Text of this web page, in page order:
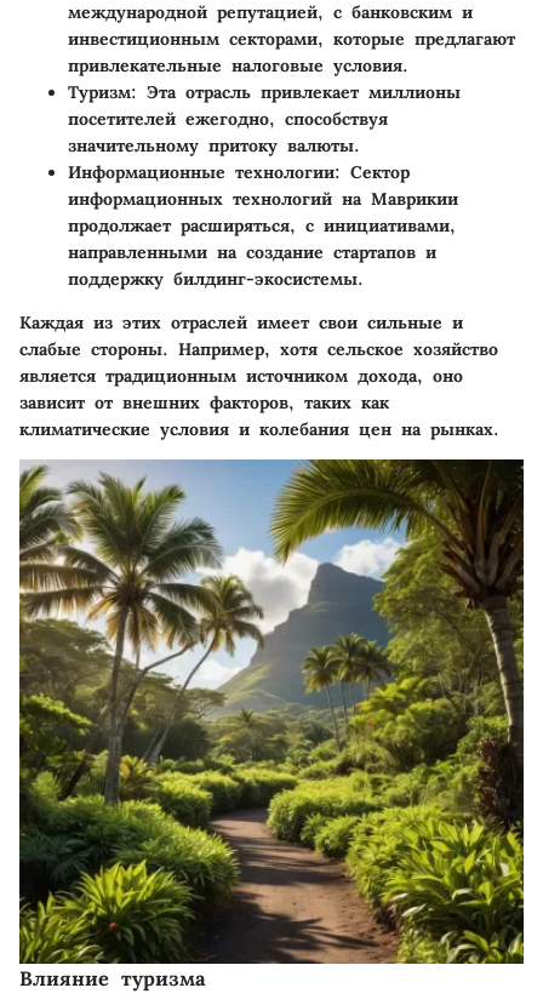
международной репутацией, с банковским и
инвестиционным секторами, которые предлагают
привлекательные налоговые условия.
Туризм: Эта отрасль привлекает миллионы
посетителей ежегодно, способствуя
значительному притоку валюты.
Информационные технологии: Сектор
информационных технологий на Маврикии
продолжает расширяться, с инициативами,
направленными на создание стартапов и
поддержку билдинг-экосистемы.
Каждая из этих отраслей имеет свои сильные и
слабые стороны. Например, хотя сельское хозяйство
является традиционным источником дохода, оно
зависит от внешних факторов, таких как
климатические условия и колебания цен на рынках.
Влияние туризма